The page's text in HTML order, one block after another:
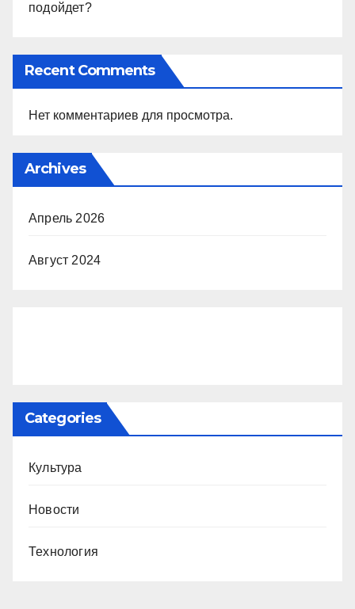
подойдет?
Recent Comments
Нет комментариев для просмотра.
Archives
Апрель 2026
Август 2024
Categories
Культура
Новости
Технология